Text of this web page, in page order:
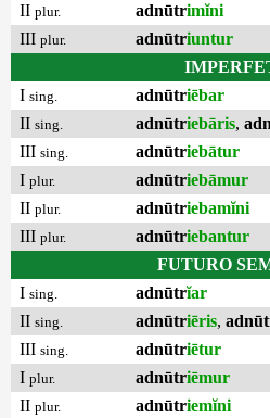
II plur. adnūtrimĭni
III plur. adnūtriuntur
I sing. adnūtriēbar
II sing. adnūtriebāris,
III sing. adnūtriebātur
I plur. adnūtriebāmur
II plur. adnūtriebamĭni
III plur. adnūtriebantur
FUTURO
I sing. adnūtrĭar
II sing. adnūtriēris,
III sing. adnūtriētur
I plur. adnūtriēmur
II plur. adnūtriemĭni